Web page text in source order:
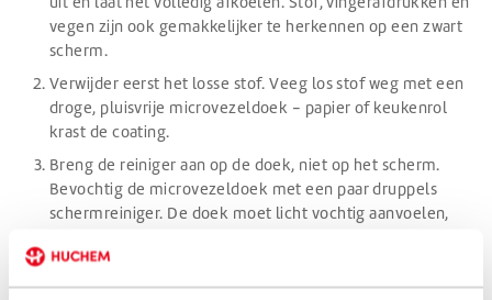
vegen zijn ook gemakkelijker te herkennen op een zwart
scherm.
Verwijder eerst het losse stof. Veeg los stof weg met een
droge, pluisvrije microvezeldoek - papier of keukenrol
krast de coating.
Breng de reiniger aan op de doek, niet op het scherm.
Bevochtig de microvezeldoek met een paar druppels
schermreiniger. De doek moet licht vochtig aanvoelen,
uitkomen. Spray nooit direct op het scherm, want vocht
kan langs de rand het apparaat binnendringen.